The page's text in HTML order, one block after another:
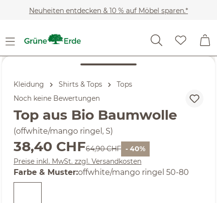
Zum Hauptinhalt springen
Neuheiten entdecken & 10 % auf Möbel sparen.*
Kleidung Shirts & Tops
Tops
Noch keine Bewertungen
Top aus Bio Baumwolle
(offwhite/mango ringel, S)
Verkaufspreis:
38,40 CHFRegulärer Preis:
64,90 CHF - 40%
Preise inkl. MwSt. zzgl. Versandkosten
Farbe & Musterauswählen
:offwhite/mango ringel 50-80